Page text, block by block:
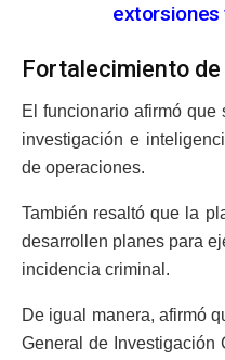
extorsiones
Fortalecimiento
El funcionario afirmó que
investigación e
de operaciones.
También resaltó que la
desarrollen planes para
incidencia criminal.
De igual manera, afirmó
General de Investigación